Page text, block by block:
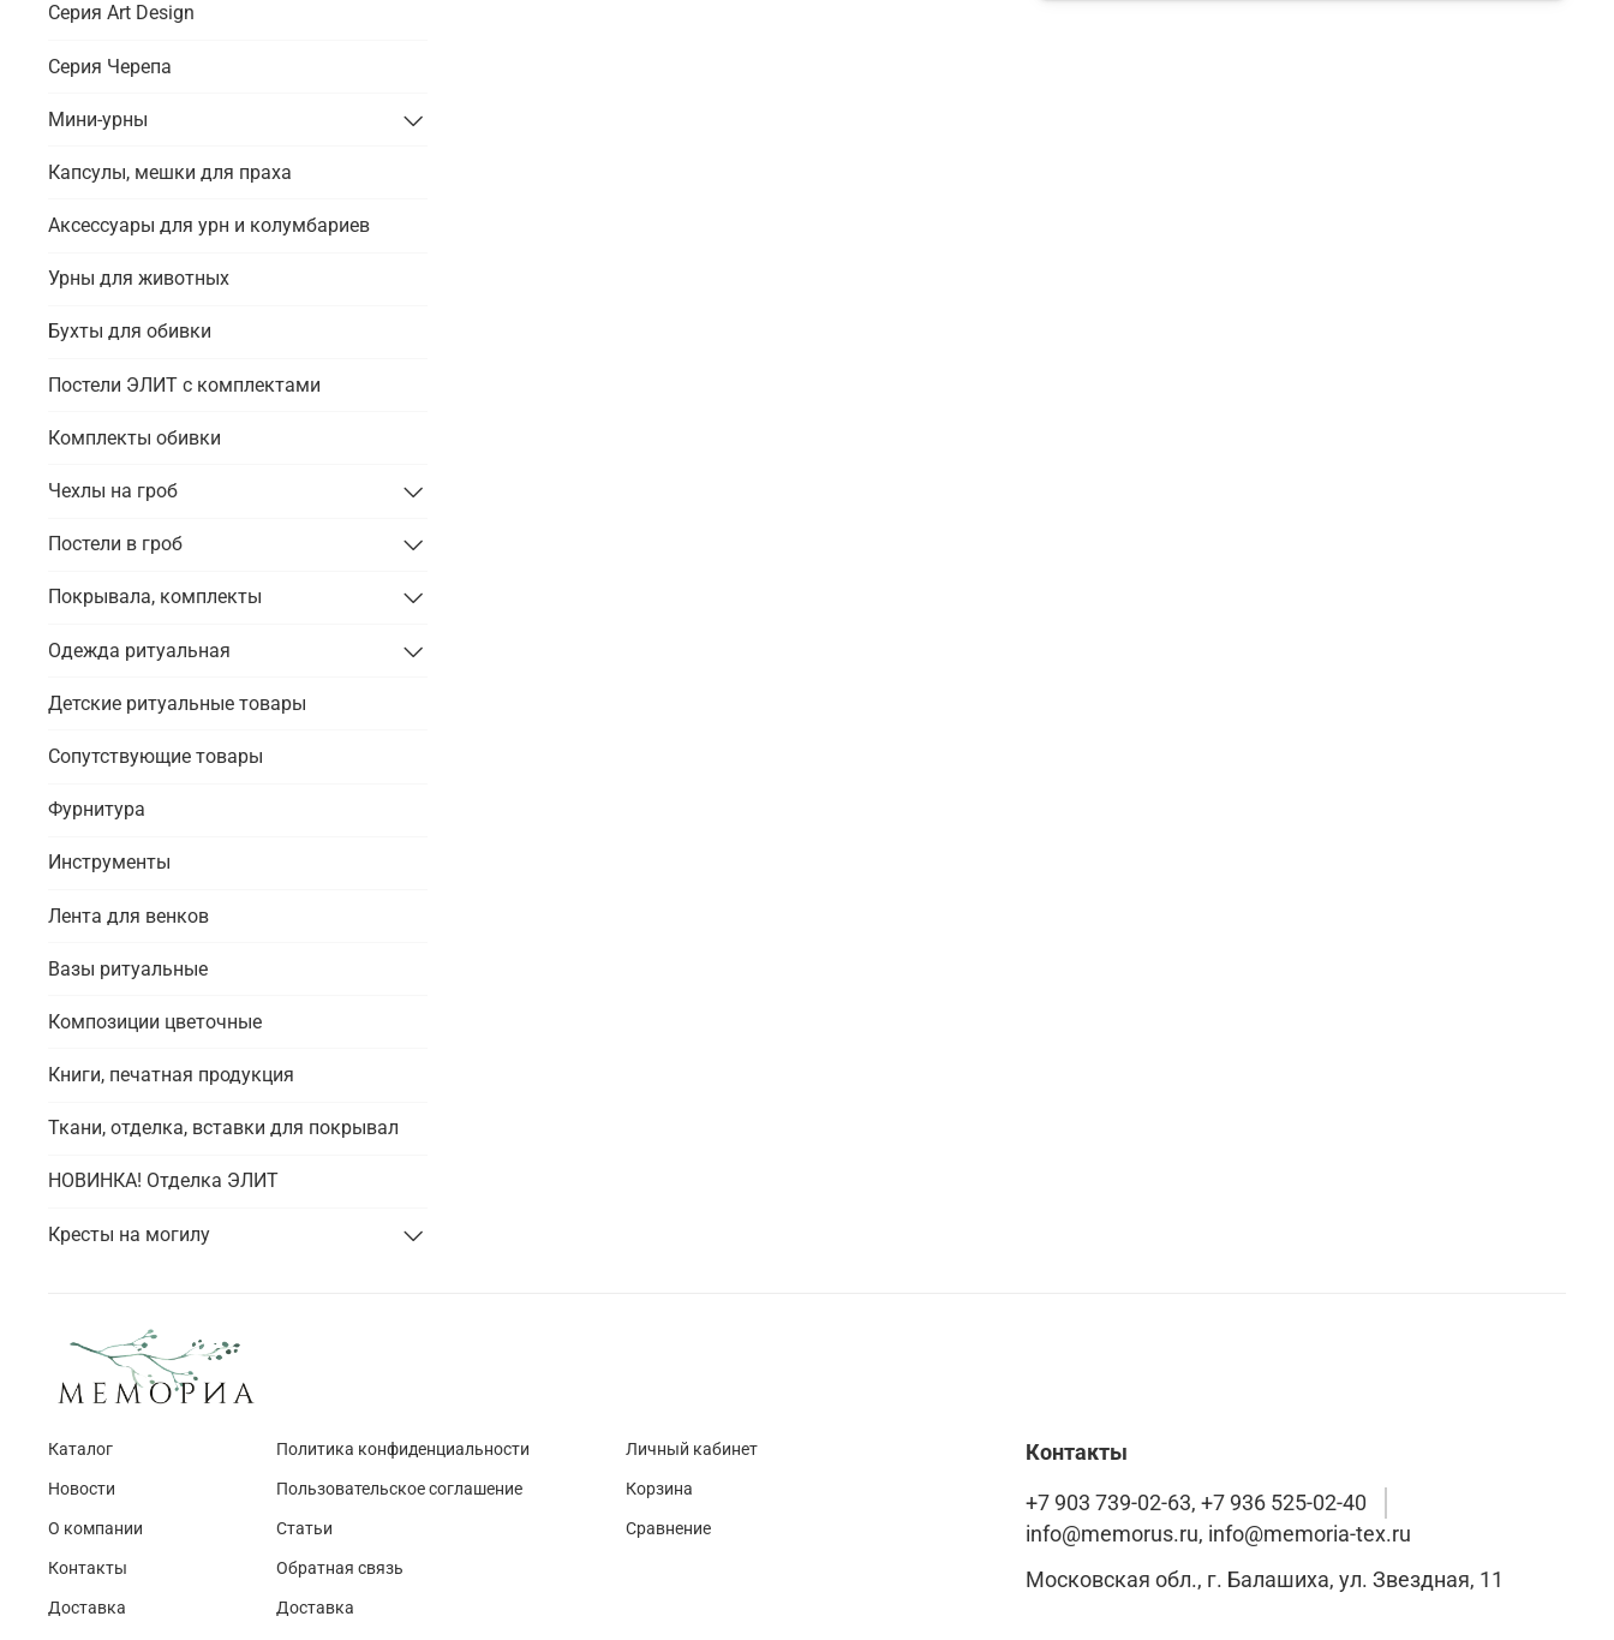
Серия Art Design
Серия Черепа
Мини-урны
Капсулы, мешки для праха
Аксессуары для урн и колумбариев
Урны для животных
Бухты для обивки
Постели ЭЛИТ с комплектами
Комплекты обивки
Чехлы на гроб
Постели в гроб
Покрывала, комплекты
Одежда ритуальная
Детские ритуальные товары
Сопутствующие товары
Фурнитура
Инструменты
Лента для венков
Вазы ритуальные
Композиции цветочные
Книги, печатная продукция
Ткани, отделка, вставки для покрывал
НОВИНКА! Отделка ЭЛИТ
Кресты на могилу
Каталог
Новости
О компании
Контакты
Доставка
Политика конфиденциальности
Пользовательское соглашение
Статьи
Обратная связь
Доставка
Личный кабинет
Корзина
Сравнение
Контакты
+7 903 739-02-63, +7 936 525-02-40
info@memorus.ru, info@memoria-tex.ru
Московская обл., г. Балашиха, ул. Звездная, 11